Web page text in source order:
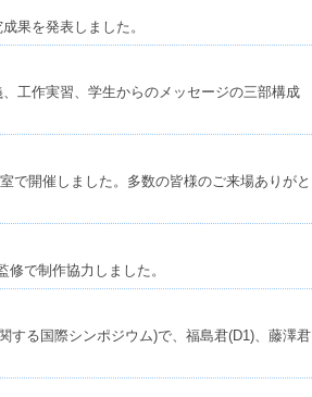
果を発表しました。
工作実習、学生からのメッセージの三部構成
で開催しました。多数の皆様のご来場ありがと
で制作協力しました。
する国際シンポジウム)で、福島君(D1)、藤澤君